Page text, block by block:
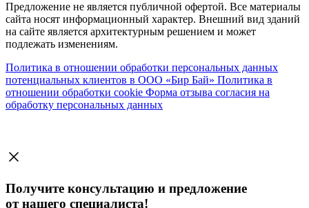
Предложение не является публичной офертой. Все материалы
сайта носят информационный характер. Внешний вид зданий
на сайте является архитектурным решением и может
подлежать изменениям.
Политика в отношении обработки персональных данных
потенциальных клиентов в ООО «Бир Бай» Политика в
отношении обработки cookie Форма отзыва согласия на
обработку персональных данных
Получите консультацию и предложение
от нашего специалиста!